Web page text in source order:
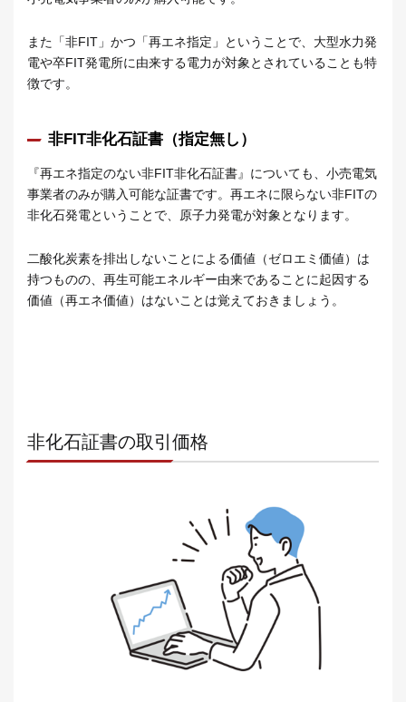
また「非FIT」かつ「再エネ指定」ということで、大型水力発
電や卒FIT発電所に由来する電力が対象とされていることも特
徴です。
非FIT非化石証書（指定無し）
『再エネ指定のない非FIT非化石証書』についても、小売電気
事業者のみが購入可能な証書です。再エネに限らない非FITの
非化石発電ということで、原子力発電が対象となります。
二酸化炭素を排出しないことによる価値（ゼロエミ価値）は
持つものの、再生可能エネルギー由来であることに起因する
価値（再エネ価値）はないことは覚えておきましょう。
非化石証書の取引価格